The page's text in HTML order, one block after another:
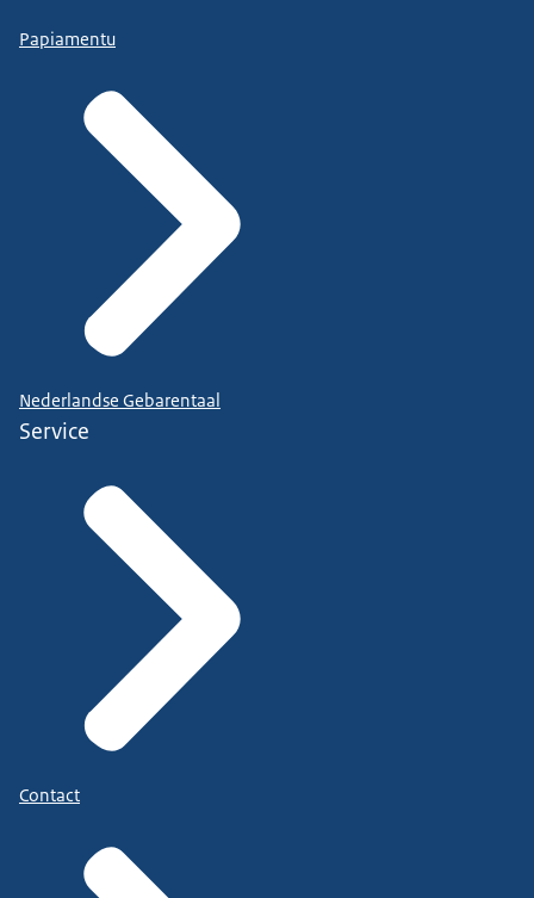
Papiamentu
Nederlandse Gebarentaal
Service
Contact